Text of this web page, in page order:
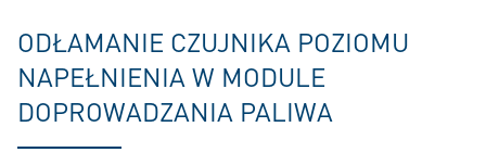
ODŁAMANIE CZUJNIKA POZIOMU
NAPEŁNIENIA W MODULE
DOPROWADZANIA PALIWA